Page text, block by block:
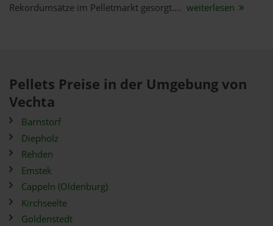
Rekordumsätze im Pelletmarkt gesorgt.... weiterlesen
Pellets Preise in der Umgebung von
Vechta
Barnstorf
Diepholz
Rehden
Emstek
Cappeln (Oldenburg)
Kirchseelte
Goldenstedt